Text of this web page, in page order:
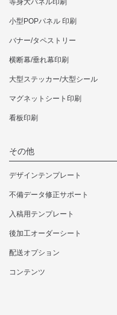
小型POPパネル 印刷
バナー/タペストリー
横断幕/垂れ幕印刷
大型ステッカー/大型シール
マグネットシート印刷
看板印刷
その他
デザインテンプレート
不備データ修正サポート
入稿用テンプレート
後加工オーダーシート
配送オプション
コンテンツ